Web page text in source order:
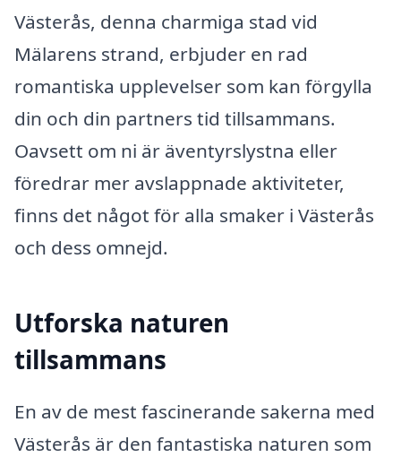
Västerås, denna charmiga stad vid
Mälarens strand, erbjuder en rad
romantiska upplevelser som kan förgylla
din och din partners tid tillsammans.
Oavsett om ni är äventyrslystna eller
föredrar mer avslappnade aktiviteter,
finns det något för alla smaker i Västerås
och dess omnejd.
Utforska naturen
tillsammans
En av de mest fascinerande sakerna med
Västerås är den fantastiska naturen som